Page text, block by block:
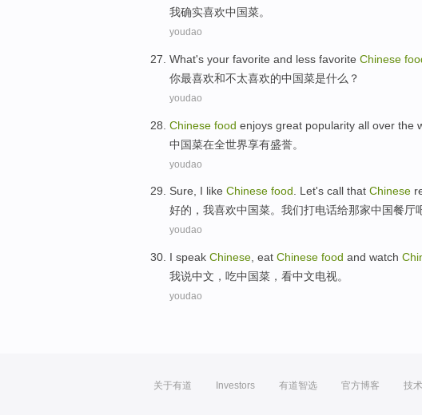
我确实喜欢中国菜。
youdao
What's your favorite and less favorite Chinese
你最喜欢和不太喜欢的中国菜是什么 ？
youdao
Chinese food enjoys great popularity all over the
中国菜在全世界享有盛誉。
youdao
Sure, I like Chinese food. Let's call that Chinese
好的 ， 我喜欢中国菜。 我们打电话给那家中国餐厅
youdao
I speak Chinese eat Chinese food and watch
我说中文 ， 吃中国菜 ， 看中文电视。
youdao
关于有道 Investors 有道智选 官方博客 技